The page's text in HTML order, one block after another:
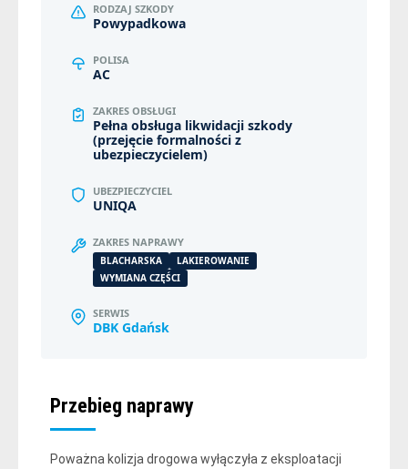
RODZAJ SZKODY
Powypadkowa
POLISA
AC
ZAKRES OBSŁUGI
Pełna obsługa likwidacji szkody
(przejęcie formalności z
ubezpieczycielem)
UBEZPIECZYCIEL
UNIQA
ZAKRES NAPRAWY
BLACHARSKA
LAKIEROWANIE
WYMIANA CZĘŚCI
SERWIS
DBK Gdańsk
Przebieg naprawy
Poważna kolizja drogowa wyłączyła z eksploatacji